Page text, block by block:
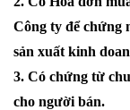
Công ty để chứng
sản xuất kinh
3. Có chứng từ
cho người bán.